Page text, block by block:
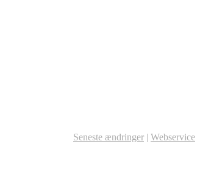
Seneste ændringer | Webservice